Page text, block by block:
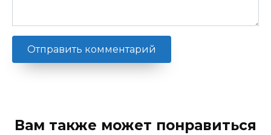
Вам также может понравиться